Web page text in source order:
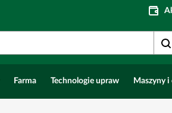
Farma Technologie upraw Maszyny i